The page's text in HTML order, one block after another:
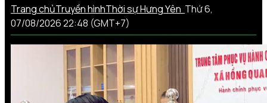
Trang chủTruyền hìnhThời sự Hưng Yên Thứ 6,
07/08/2026 22:48 (GMT+7)